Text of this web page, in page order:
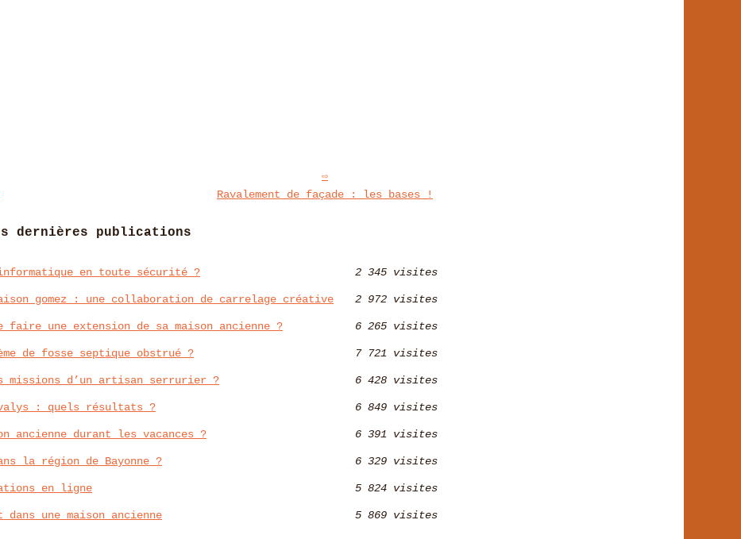
Ravalement de façade : les bases !
dernières publications
en toute sécurité ? 2 345 visites
gomez : une collaboration de carrelage créative 2 972 visites
une extension de sa maison ancienne ? 6 265 visites
de fosse septique obstrué ? 7 721 visites
missions d’un artisan serrurier ? 6 428 visites
: quels résultats ? 6 849 visites
ancienne durant les vacances ? 6 391 visites
la région de Bayonne ? 6 329 visites
en ligne 5 824 visites
une maison ancienne 5 869 visites